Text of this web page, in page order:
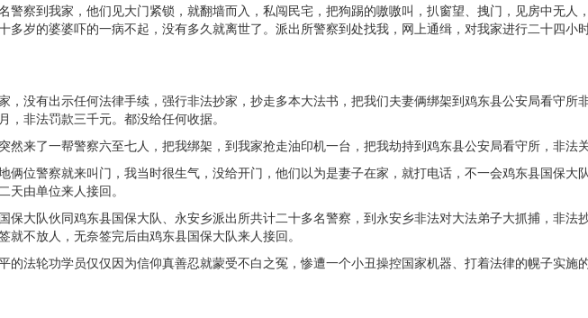
察到我家，他们见大门紧锁，就翻墙而入，私闯民宅，把狗踢的嗷嗷叫，扒窗望、拽门，见房中无人
多岁的婆婆吓的一病不起，没有多久就离世了。派出所警察到处找我，网上通缉，对我家进行二十四小
，没有出示任何法律手续，强行非法抄家，抄走多本大法书，把我们夫妻俩绑架到鸡东县公安局看守
非法罚款三千元。都没给任何收据。
来了一帮警察六至七人，把我绑架，到我家抢走油印机一台，把我劫持到鸡东县公安局看守所，非法
俩位警察就来叫门，我当时很生气，没给开门，他们以为是妻子在家，就打电话，不一会鸡东县国保
由单位来人接回。
保大队伙同鸡东县国保大队、永安乡派出所共计二十多名警察，到永安乡非法对大法弟子大抓捕，非
不放人，无奈签完后由鸡东县国保大队来人接回。
的法轮功学员仅仅因为信仰真善忍就蒙受不白之冤，惨遭一个小丑操控国家机器、打着法律的幌子实施